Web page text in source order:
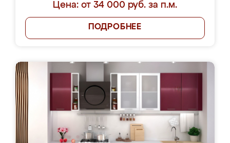
Цена: от 34 000 руб. за п.м.
ПОДРОБНЕЕ